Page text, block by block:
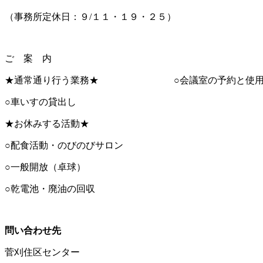
（事務所定休日：９/１１・１９・２５）
ご 案 内
★通常通り行う業務★ ○会議室の予約と使用
○車いすの貸出し
★お休みする活動★
○配食活動・のびのびサロン
○一般開放（卓球）
○乾電池・廃油の回収
問い合わせ先
菅刈住区センター